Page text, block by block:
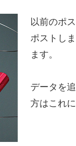
以前のポス
ポストし
ます。
データを
方はこれ